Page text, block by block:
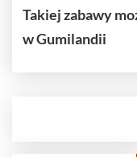
Takiej zabawy
w Gumilandii